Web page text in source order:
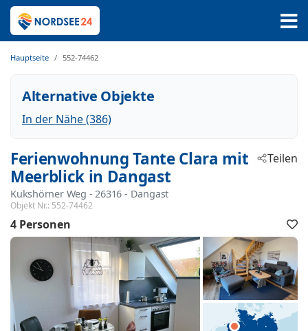
Hauptseite 552-74462
Alternative Objekte
In der Nähe (386)
Ferienwohnung Tante Clara mit
Meerblick in Dangast
Kukshörner Weg - 26316 - Dangast
Objekt Nr.: 552-74462
Teilen
4 Personen